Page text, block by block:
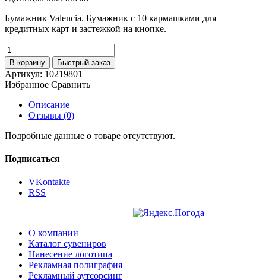
Бумажник Valencia. Бумажник с 10 кармашками для
кредитных карт и застежкой на кнопке.
В корзину Быстрый заказ
Артикул: 10219801
Избранное Сравнить
Описание
Отзывы (0)
Подробные данные о товаре отсутствуют.
Подписаться
VKontakte
RSS
О компании
Каталог сувениров
Нанесение логотипа
Рекламная полиграфия
Рекламный аутсорсинг